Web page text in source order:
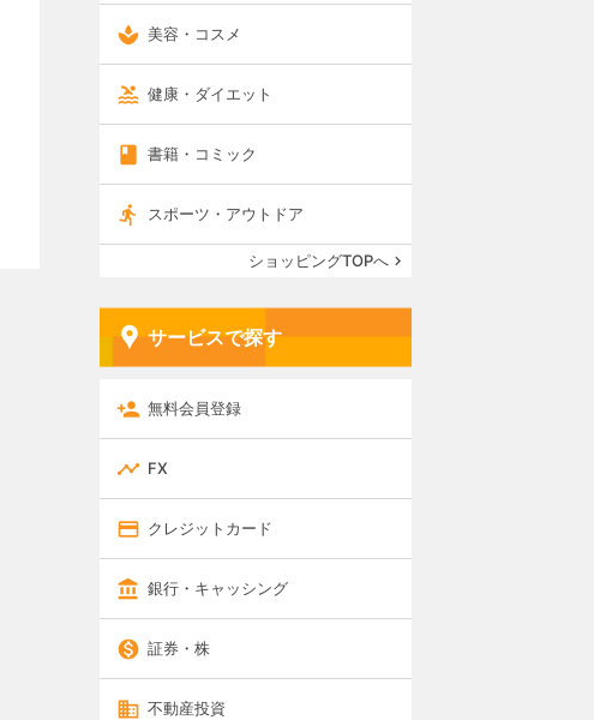
美容・コスメ
健康・ダイエット
書籍・コミック
スポーツ・アウトドア
ショッピングTOPへ
サービスで探す
無料会員登録
FX
クレジットカード
銀行・キャッシング
証券・株
不動産投資